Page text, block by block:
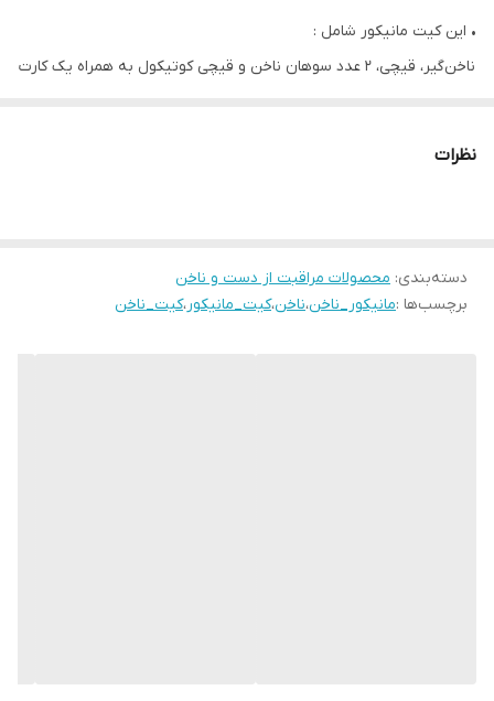
• این کیت مانیکور شامل :
ناخن‌گیر، قیچی، ۲ عدد سوهان ناخن و قیچی کوتیکول به همراه یک کارت
• کیت مانیکور در کیف دستی مخصوص خود نگهداری می‌شود
نظرات
دسته‌بندی: محصولات مراقبت از دست و ناخن
برچسب‌ها :مانیکور_ناخن،ناخن،کیت_مانیکور،کیت_ناخن